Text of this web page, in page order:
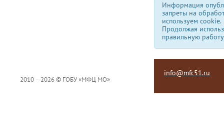
Информация
запреты на
используем сookie.
Продолжая
правильную
2010 – 2026 © ГОБУ «МФЦ МО»
info@mfc51.ru